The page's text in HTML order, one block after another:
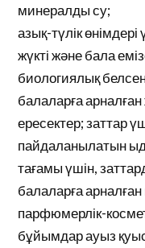
минералды су;
азық-түлік
жүкті және бала
биологиялық
балаларға
ересектер; заттар
пайдаланылатын
тағамы үшін,
балаларға арналған
парфюмерлік-
бұйымдар ауыз